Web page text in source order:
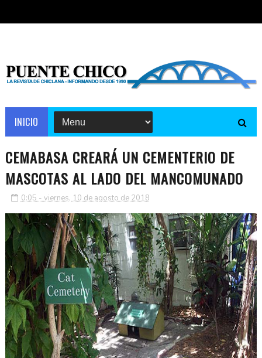
INICIO
CEMABASA CREARÁ UN CEMENTERIO DE
MASCOTAS AL LADO DEL MANCOMUNADO
0:05 - viernes, 10 de agosto de 2018